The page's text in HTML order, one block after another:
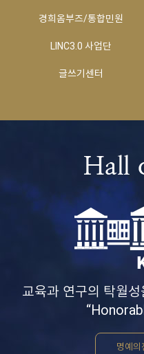
경희옴부즈/통합민원
LINC3.0 사업단
글쓰기센터
교육과 연구의 탁월
명예의